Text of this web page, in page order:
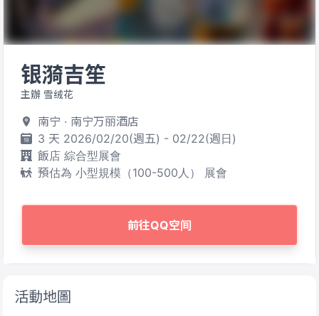
银漪吉笙
主辦 雪绒花
南宁 · 南宁万丽酒店
3 天 2026/02/20(週五) - 02/22(週日)
飯店 綜合型展會
預估為 小型規模（100-500人） 展會
前往QQ空间
活動地圖